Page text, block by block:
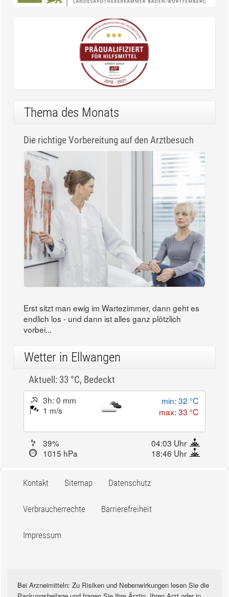
Thema des Monats
Die richtige Vorbereitung auf den Arztbesuch
Erst sitzt man ewig im Wartezimmer, dann geht es
endlich los - und dann ist alles ganz plötzlich
vorbei...
Wetter in Ellwangen
Aktuell: 33 °C, Bedeckt
3h: 0 mm
1 m/s
min: 32 °C
max: 33 °C
39%
04:03 Uhr
1015 hPa
18:46 Uhr
Kontakt Sitemap Datenschutz
Verbraucherrechte Barrierefreiheit
Impressum
Bei Arzneimitteln: Zu Risiken und Nebenwirkungen lesen Sie die